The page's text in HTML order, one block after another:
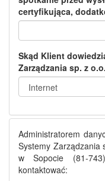
certyfikująca,
Skąd Klient
Zarządzania sp. z o.o.
Administratorem
Systemy Zarządzania
w Sopocie (81-
kontaktować: